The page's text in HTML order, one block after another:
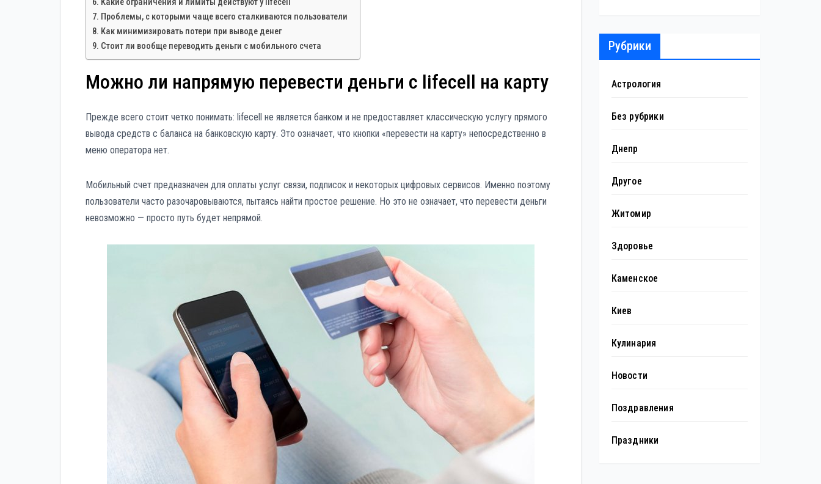
Какие ограничения и лимиты действуют у lifecell
Проблемы, с которыми чаще всего сталкиваются пользователи
Как минимизировать потери при выводе денег
Стоит ли вообще переводить деньги с мобильного счета
Можно ли напрямую перевести деньги с lifecell на карту
Прежде всего стоит четко понимать: lifecell не является банком и не предоставляет классическую услугу прямого
вывода средств с баланса на банковскую карту. Это означает, что кнопки «перевести на карту» непосредственно в
меню оператора нет.
Мобильный счет предназначен для оплаты услуг связи, подписок и некоторых цифровых сервисов. Именно поэтому
пользователи часто разочаровываются, пытаясь найти простое решение. Но это не означает, что перевести деньги
невозможно — просто путь будет непрямой.
Рубрики
Астрология
Без рубрики
Днепр
Другое
Житомир
Здоровье
Каменское
Киев
Кулинария
Новости
Поздравления
Праздники